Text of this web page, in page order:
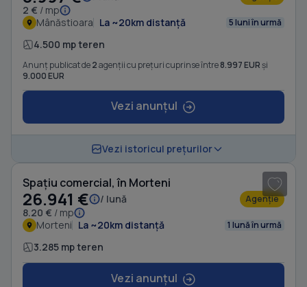
2 € / mp
Mânăstioara La ~20km distanță 5 luni în urmă
4.500 mp teren
Anunț publicat de2agenții cu prețuri cuprinse între8.997 EURși
9.000 EUR
Vezi anunțul
Vezi istoricul prețurilor
Spațiu comercial, în Morteni
26.941 €
/ lună
8.20 € / mp
Agenție
Morteni La ~20km distanță 1 lună în urmă
3.285 mp teren
Vezi anunțul